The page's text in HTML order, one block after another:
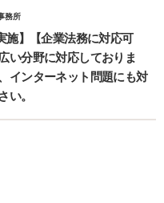
務所
施】【企業法務に対応可
い分野に対応しておりま
インターネット問題にも対
い。